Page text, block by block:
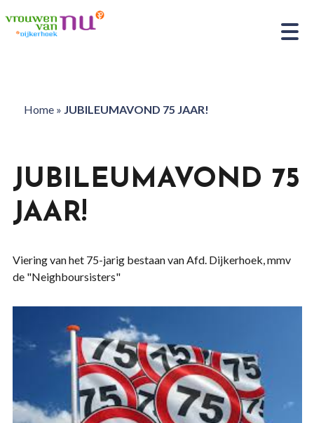
Home» JUBILEUMAVOND 75 JAAR!
JUBILEUMAVOND 75
JAAR!
Viering van het 75-jarig bestaan van Afd. Dijkerhoek, mmv
de "Neighboursisters"